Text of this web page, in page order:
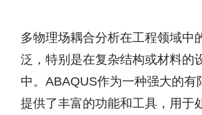
多物理场耦合分析在工程领域中
泛，特别是在复杂结构或材料的
中。ABAQUS作为一种强大的有
提供了丰富的功能和工具，用于